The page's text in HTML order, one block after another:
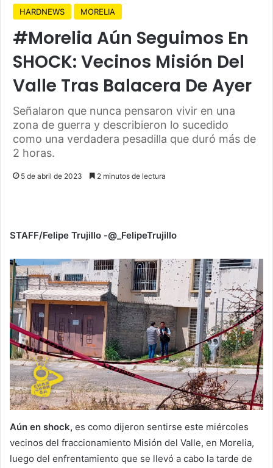
HARDNEWS MORELIA
#Morelia Aún Seguimos En
SHOCK: Vecinos Misión Del
Valle Tras Balacera De Ayer
Señalaron que nunca pensaron vivir en una
zona de guerra y describieron lo sucedido
como una verdadera pesadilla que duró más de
2 horas.
5 de abril de 2023 2 minutos de lectura
STAFF/Felipe Trujillo -@_FelipeTrujillo
Aún en shock, es como dijeron sentirse este miércoles
vecinos del fraccionamiento Misión del Valle, en Morelia,
luego del enfrentamiento que se llevó a cabo la tarde de